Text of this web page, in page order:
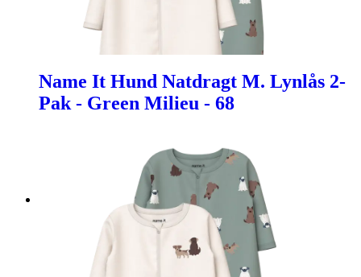
Name It Hund Natdragt M. Lynlås 2-
Pak - Green Milieu - 68